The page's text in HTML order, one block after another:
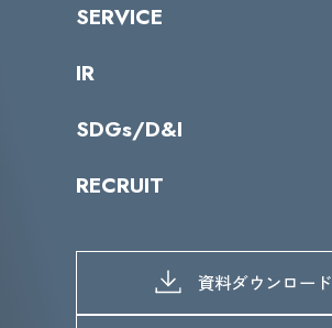
ミッション／ビジョン
パートナー企業一覧
サイバーニュース
SERVICE
カテゴリー別サービス一覧
IR
IRカレンダー
IRライブラリー
よくあるご質問
SDGs/D&I
当グループのマテリアリティ
SDGs推進体制
D&Iの取り組み
RECRUIT
募集職種一覧
メッセージ
メンバーインタビュー
資料ダウンロード